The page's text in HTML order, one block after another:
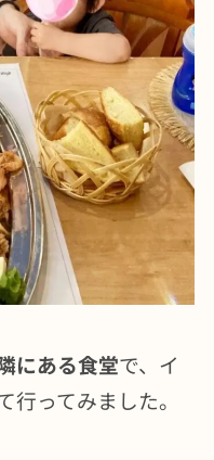
にある食堂で、イ
行ってみました。